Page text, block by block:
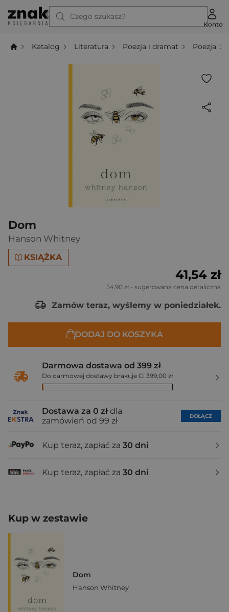
Czego szukasz?
Konto
Katalog Literatura Poezja i dramat Poezja
Dom
Hanson Whitney
KSIĄŻKA
41,54 zł
54,90 zł - sugerowana cena detaliczna
Zamów teraz, wyślemy w poniedziałek.
DODAJ DO KOSZYKA
Darmowa dostawa od 399 zł
Do darmowej dostawy brakuje Ci 399,00 zł
Dostawa za 0 zł dla
zamówień od 99 zł
DOŁĄCZ
Kup teraz, zapłać za 30 dni
Kup teraz, zapłać za 30 dni
Kup w zestawie
Dom
Hanson Whitney